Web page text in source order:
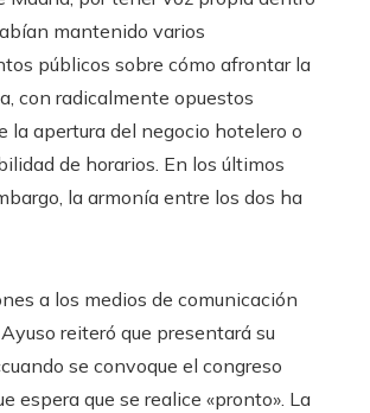
mantenido varios
públicos sobre cómo afrontar la
con radicalmente opuestos
la apertura del negocio hotelero o
de horarios. En los últimos
la armonía entre los dos ha
a los medios de comunicación
reiteró que presentará su
se convoque el congreso
espera que se realice «pronto». La